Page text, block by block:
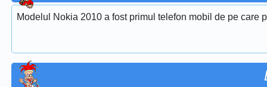
Modelul Nokia 2010 a fost primul telefon mobil de pe care